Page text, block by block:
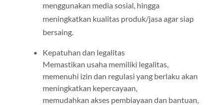
menggunakan media sosial, hingga
meningkatkan kualitas produk/jasa agar siap
bersaing.
Kepatuhan dan legalitas
Memastikan usaha memiliki legalitas,
memenuhi izin dan regulasi yang berlaku akan
meningkatkan kepercayaan,
memudahkan akses pembiayaan dan bantuan,